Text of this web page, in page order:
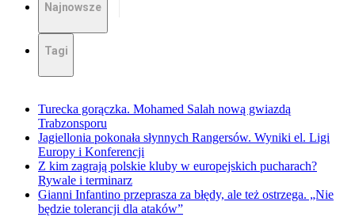
Najnowsze
Tagi
Turecka gorączka. Mohamed Salah nową gwiazdą
Trabzonsporu
Jagiellonia pokonała słynnych Rangersów. Wyniki el. Ligi
Europy i Konferencji
Z kim zagrają polskie kluby w europejskich pucharach?
Rywale i terminarz
Gianni Infantino przeprasza za błędy, ale też ostrzega. „Nie
będzie tolerancji dla ataków”